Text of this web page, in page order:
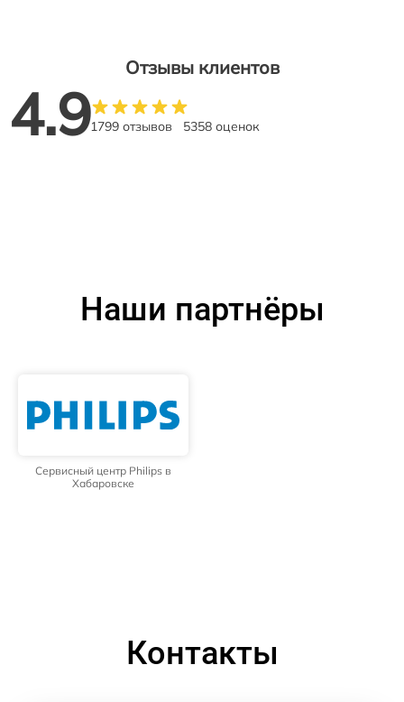
Отзывы клиентов
4.91799 отзывов 5358 оценок
Наши партнёры
Сервисный центр Philips в
Хабаровске
Контакты